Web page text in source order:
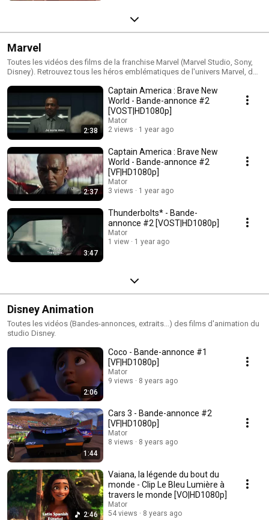
Marvel
Toutes les vidéos des films de la franchise Marvel (Marvel Studio, Sony,
Disney). Retrouvez tous les héros emblématiques de l'univers Marvel, des
2:38
Captain America : Brave New
World - Bande-annonce #2
[VOST|HD1080p]
Mator
2 views
1 year ago
2:37
Captain America : Brave New
World - Bande-annonce #2
[VF|HD1080p]
Mator
3 views
1 year ago
3:47
Thunderbolts* - Bande-
annonce #2 [VOST|HD1080p]
Mator
1 view
1 year ago
Disney Animation
Toutes les vidéos (Bandes-annonces, extraits...) des films d'animation du
studio Disney.
2:06
Coco - Bande-annonce #1
[VF|HD1080p]
Mator
9 views
8 years ago
1:44
Cars 3 - Bande-annonce #2
[VF|HD1080p]
Mator
8 views
8 years ago
2:46
Vaiana, la légende du bout du
monde - Clip Le Bleu Lumière à
travers le monde [VO|HD1080p]
Mator
54 views
8 years ago